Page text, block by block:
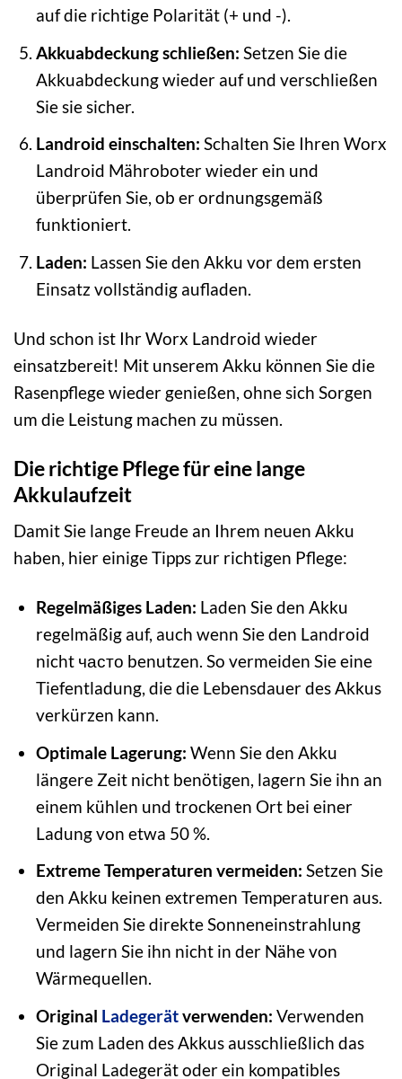
auf die richtige Polarität (+ und -).
Akkuabdeckung schließen: Setzen Sie die
Akkuabdeckung wieder auf und verschließen
Sie sie sicher.
Landroid einschalten: Schalten Sie Ihren Worx
Landroid Mähroboter wieder ein und
überprüfen Sie, ob er ordnungsgemäß
funktioniert.
Laden: Lassen Sie den Akku vor dem ersten
Einsatz vollständig aufladen.
Und schon ist Ihr Worx Landroid wieder
einsatzbereit! Mit unserem Akku können Sie die
Rasenpflege wieder genießen, ohne sich Sorgen
um die Leistung machen zu müssen.
Die richtige Pflege für eine lange
Akkulaufzeit
Damit Sie lange Freude an Ihrem neuen Akku
haben, hier einige Tipps zur richtigen Pflege:
Regelmäßiges Laden: Laden Sie den Akku
regelmäßig auf, auch wenn Sie den Landroid
nicht часто benutzen. So vermeiden Sie eine
Tiefentladung, die die Lebensdauer des Akkus
verkürzen kann.
Optimale Lagerung: Wenn Sie den Akku
längere Zeit nicht benötigen, lagern Sie ihn an
einem kühlen und trockenen Ort bei einer
Ladung von etwa 50 %.
Extreme Temperaturen vermeiden: Setzen Sie
den Akku keinen extremen Temperaturen aus.
Vermeiden Sie direkte Sonneneinstrahlung
und lagern Sie ihn nicht in der Nähe von
Wärmequellen.
Original Ladegerätverwenden: Verwenden
Sie zum Laden des Akkus ausschließlich das
Original Ladegerät oder ein kompatibles